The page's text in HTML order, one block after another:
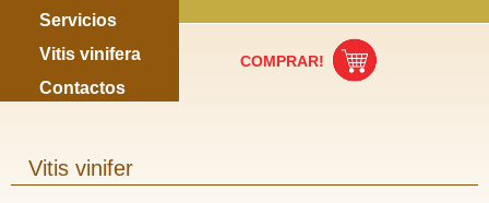
Servicios
Vitis vinifera
Contactos
COMPRAR!
Vitis vinifer